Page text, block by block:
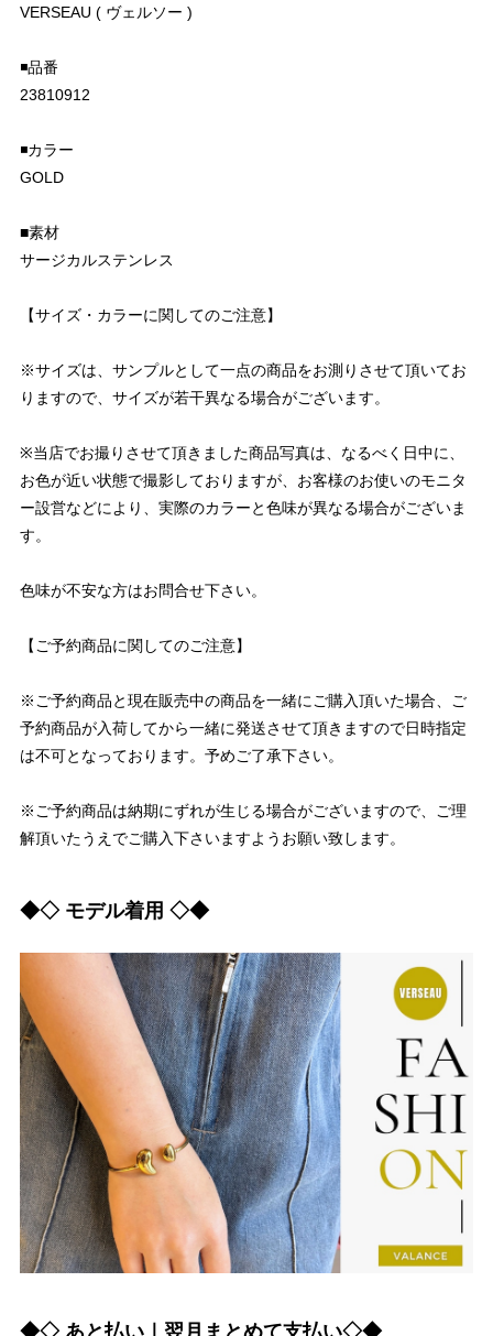
VERSEAU ( ヴェルソー )
◾️品番
23810912
◾️カラー
GOLD
■素材
サージカルステンレス
【サイズ・カラーに関してのご注意】
※サイズは、サンプルとして一点の商品をお測りさせて頂いてお
りますので、サイズが若干異なる場合がございます。
※当店でお撮りさせて頂きました商品写真は、なるべく日中に、
お色が近い状態で撮影しておりますが、お客様のお使いのモニタ
ー設営などにより、実際のカラーと色味が異なる場合がございま
す。
色味が不安な方はお問合せ下さい。
【ご予約商品に関してのご注意】
※ご予約商品と現在販売中の商品を一緒にご購入頂いた場合、ご
予約商品が入荷してから一緒に発送させて頂きますので日時指定
は不可となっております。予めご了承下さい。
※ご予約商品は納期にずれが生じる場合がございますので、ご理
解頂いたうえでご購入下さいますようお願い致します。
◆◇ モデル着用 ◇◆